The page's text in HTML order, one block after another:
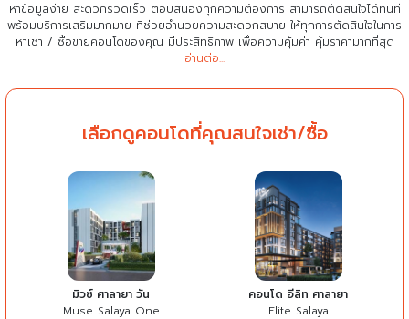
หาข้อมูลง่าย สะดวกรวดเร็ว ตอบสนองทุกความต้องการ สามารถตัดสินใจได้ทันที
พร้อมบริการเสริมมากมาย ที่ช่วยอำนวยความสะดวกสบาย ให้ทุกการตัดสินใจในการ
หาเช่า / ซื้อขายคอนโดของคุณ มีประสิทธิภาพ เพื่อความคุ้มค่า คุ้มราคามากที่สุด
อ่านต่อ...
เลือกดูคอนโดที่คุณสนใจเช่า/ซื้อ
มิวซ์ ศาลายา วัน
Muse Salaya One
คอนโด อีลิท ศาลายา
Elite Salaya